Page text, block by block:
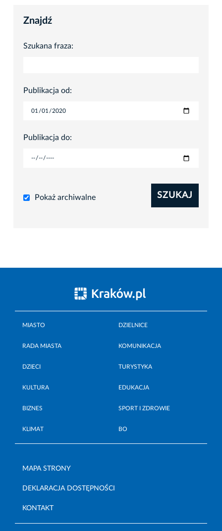
Znajdź
Szukana fraza:
Publikacja od:
Publikacja do:
Pokaż archiwalne SZUKAJ
MIASTO DZIELNICE
RADA MIASTA KOMUNIKACJA
DZIECI TURYSTYKA
KULTURA EDUKACJA
BIZNES SPORT I ZDROWIE
KLIMAT BO
MAPA STRONY
DEKLARACJA DOSTĘPNOŚCI
KONTAKT